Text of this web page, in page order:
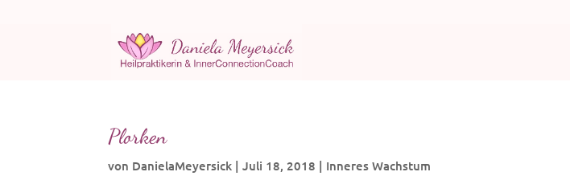
Plorken
von DanielaMeyersick |Juli 18, 2018 | Inneres Wachstum